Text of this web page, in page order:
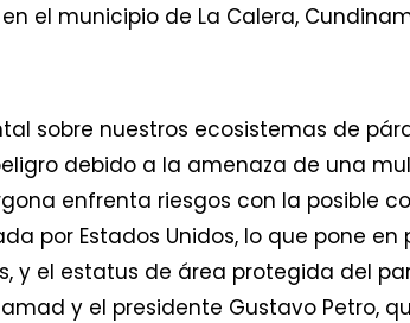
el municipio de La Calera,
sobre nuestros ecosistemas de
debido a la amenaza de una
enfrenta riesgos con la posible
por Estados Unidos, lo que pone en
y el estatus de área protegida del
y el presidente Gustavo Petro,